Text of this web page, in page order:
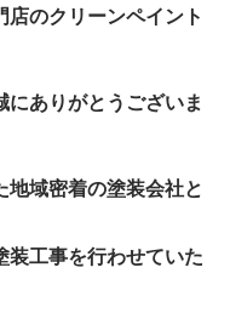
店のクリーンペイント
にありがとうございま
地域密着の塗装会社と
装工事を行わせていた